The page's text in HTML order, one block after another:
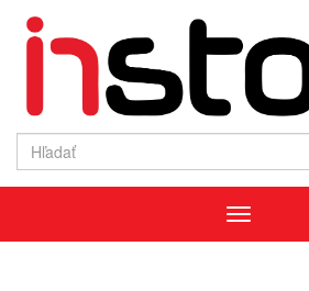
Menu